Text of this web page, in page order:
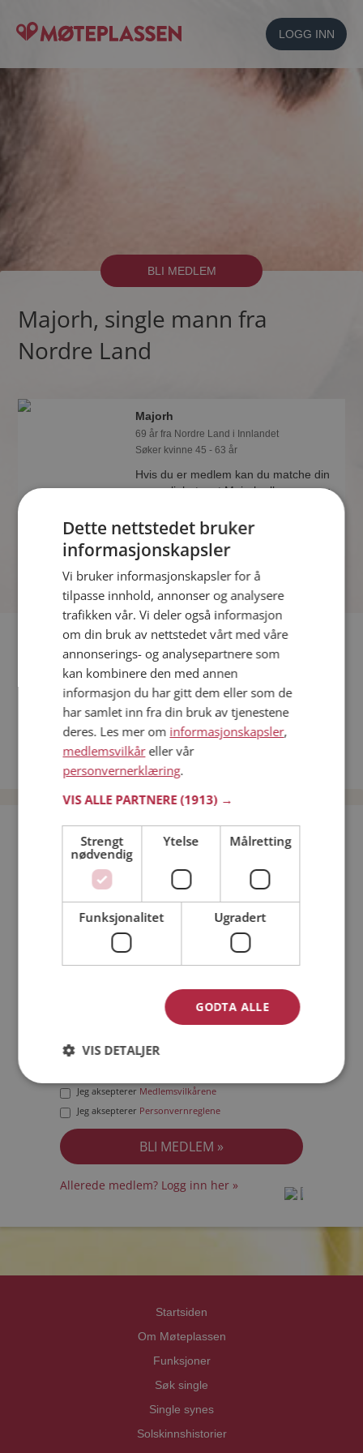
LOGG INN
BLI MEDLEM
Majorh, single mann fra
Nordre Land
Majorh
69 år fra Nordre Land i Innlandet
Søker kvinne 45 - 63 år
Hvis du er medlem kan du matche din
personlighet mot Majorh eller noen av
sammen som hånd i hanske?
Fler single
Flere singlemenn fra Nordre Land :JohnH84
Bli medlem gratis!
Jeg er en: Mann Kvinne
Min alder:
Jeg aksepterer Medlemsvilkårene
Jeg aksepterer Personvernreglene
Allerede medlem? Logg inn her »
Startsiden
Om Møteplassen
Funksjoner
Søk single
Single synes
Solskinnshistorier
Dette nettstedet bruker
informasjonskapsler
Vi bruker informasjonskapsler for å
tilpasse innhold, annonser og analysere
trafikken vår. Vi deler også informasjon
om din bruk av nettstedet vårt med våre
annonserings- og analysepartnere som
kan kombinere den med annen
informasjon du har gitt dem eller som de
har samlet inn fra din bruk av tjenestene
deres. Les mer om informasjonskapsler,
medlemsvilkåreller vår
personvernerklæring.
VIS ALLE PARTNERE(1913) →
Strengt
nødvendig
Ytelse Målretting
Funksjonalitet Ugradert
GODTA ALLE
VIS DETALJER